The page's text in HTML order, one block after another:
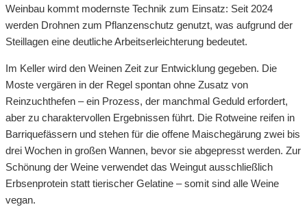
Weinbau kommt modernste Technik zum Einsatz: Seit 2024
werden Drohnen zum Pflanzenschutz genutzt, was aufgrund der
Steillagen eine deutliche Arbeitserleichterung bedeutet.
Im Keller wird den Weinen Zeit zur Entwicklung gegeben. Die
Moste vergären in der Regel spontan ohne Zusatz von
Reinzuchthefen – ein Prozess, der manchmal Geduld erfordert,
aber zu charaktervollen Ergebnissen führt. Die Rotweine reifen in
Barriquefässern und stehen für die offene Maischegärung zwei bis
drei Wochen in großen Wannen, bevor sie abgepresst werden. Zur
Schönung der Weine verwendet das Weingut ausschließlich
Erbsenprotein statt tierischer Gelatine – somit sind alle Weine
vegan.